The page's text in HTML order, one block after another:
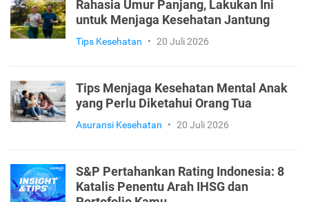
Rahasia Umur Panjang, Lakukan Ini
untuk Menjaga Kesehatan Jantung
Tips Kesehatan • 20 Juli 2026
Tips Menjaga Kesehatan Mental Anak
yang Perlu Diketahui Orang Tua
Asuransi Kesehatan • 20 Juli 2026
S&P Pertahankan Rating Indonesia: 8
Katalis Penentu Arah IHSG dan